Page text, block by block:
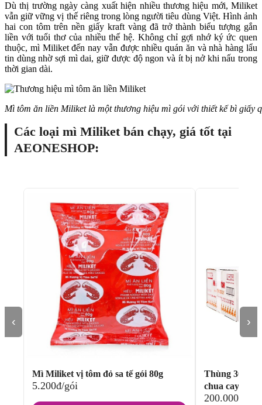
Dù thị trường ngày càng xuất hiện nhiều thương hiệu mới, Miliket
vẫn giữ vững vị thế riêng trong lòng người tiêu dùng Việt. Hình ảnh
hai con tôm trên nền giấy kraft vàng đã trở thành biểu tượng gắn
liền với tuổi thơ của nhiều thế hệ. Không chỉ gợi nhớ ký ức quen
thuộc, mì Miliket đến nay vẫn được nhiều quán ăn và nhà hàng lẩu
tin dùng nhờ sợi mì dai, giữ được độ ngon và ít bị nở khi nấu trong
thời gian dài.
Mì tôm ăn liền Miliket là một thương hiệu mì gói với thiết kế bì giấy
Các loại mì Miliket bán chạy, giá tốt tại
AEONESHOP:
‹ ›
Mì Miliket vị tôm đỏ sa tế gói 80g
5.200đ/gói
Thùng 30 gói
chua cay 75g
200.000đ/